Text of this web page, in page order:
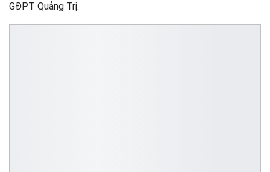
GĐPT Quảng Trị.